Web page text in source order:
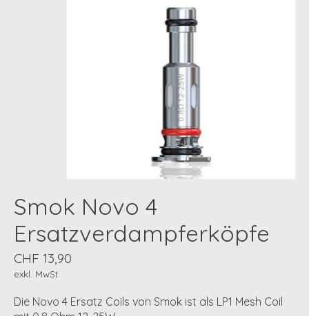
Smok Novo 4
Ersatzverdampferköpfe
CHF 13,90
exkl. MwSt.
Die Novo 4 Ersatz Coils von Smok ist als LP1 Mesh Coil